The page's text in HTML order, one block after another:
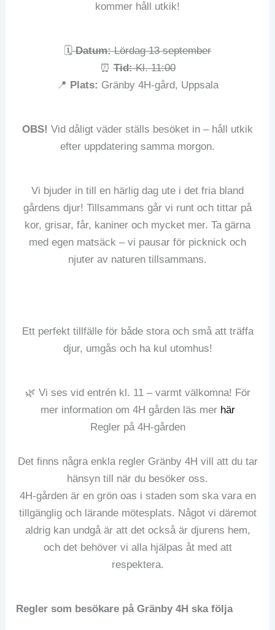
kommer håll utkik!
🗓️ Datum:Lördag 13 september
⏰Tid:Kl. 11:00
📍 Plats: Gränby 4H-gård, Uppsala
OBS! Vid dåligt väder ställs besöket in – håll utkik
efter uppdatering samma morgon.
Vi bjuder in till en härlig dag ute i det fria bland
gårdens djur! Tillsammans går vi runt och tittar på
kor, grisar, får, kaniner och mycket mer. Ta gärna
med egen matsäck – vi pausar för picknick och
njuter av naturen tillsammans.
Ett perfekt tillfälle för både stora och små att träffa
djur, umgås och ha kul utomhus!
🌿 Vi ses vid entrén kl. 11 – varmt välkomna! För
mer information om 4H gården läs mer här
Regler på 4H-gården
Det finns några enkla regler Gränby 4H vill att du tar
hänsyn till när du besöker oss.
4H-gården är en grön oas i staden som ska vara en
tillgänglig och lärande mötesplats. Något vi däremot
aldrig kan undgå är att det också är djurens hem,
och det behöver vi alla hjälpas åt med att
respektera.
Regler som besökare på Gränby 4H ska följa